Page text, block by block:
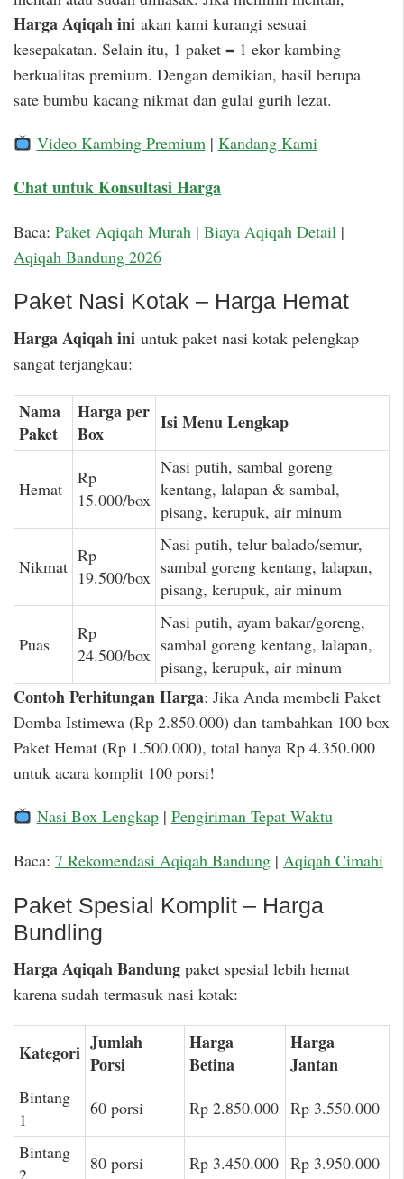
Harga Aqiqah ini akan kami kurangi sesuai
kesepakatan. Selain itu, 1 paket = 1 ekor kambing
berkualitas premium. Dengan demikian, hasil berupa
sate bumbu kacang nikmat dan gulai gurih lezat.
Video Kambing Premium| Kandang Kami
Chat untuk Konsultasi Harga
Baca: Paket Aqiqah Murah | Biaya Aqiqah Detail |
Aqiqah Bandung 2026
Paket Nasi Kotak – Harga Hemat
Harga Aqiqah ini untuk paket nasi kotak pelengkap
sangat terjangkau:
Nama
Paket
Harga per
Box
Isi Menu Lengkap
Hemat
Rp
15.000/box
Nasi putih, sambal goreng
kentang, lalapan & sambal,
pisang, kerupuk, air minum
Nikmat
Rp
19.500/box
Nasi putih, telur balado/semur,
sambal goreng kentang, lalapan,
pisang, kerupuk, air minum
Puas
Rp
24.500/box
Nasi putih, ayam bakar/goreng,
sambal goreng kentang, lalapan,
pisang, kerupuk, air minum
Contoh Perhitungan Harga: Jika Anda membeli Paket
Domba Istimewa (Rp 2.850.000) dan tambahkan 100 box
Paket Hemat (Rp 1.500.000), total hanya Rp 4.350.000
untuk acara komplit 100 porsi!
Nasi Box Lengkap| Pengiriman Tepat Waktu
Baca: 7 Rekomendasi Aqiqah Bandung | Aqiqah Cimahi
Paket Spesial Komplit – Harga
Bundling
Harga Aqiqah Bandung paket spesial lebih hemat
karena sudah termasuk nasi kotak:
Kategori Jumlah
Porsi
Harga
Betina
Harga
Jantan
Bintang
1
60 porsi Rp 2.850.000 Rp 3.550.000
Bintang
2
80 porsi Rp 3.450.000 Rp 3.950.000